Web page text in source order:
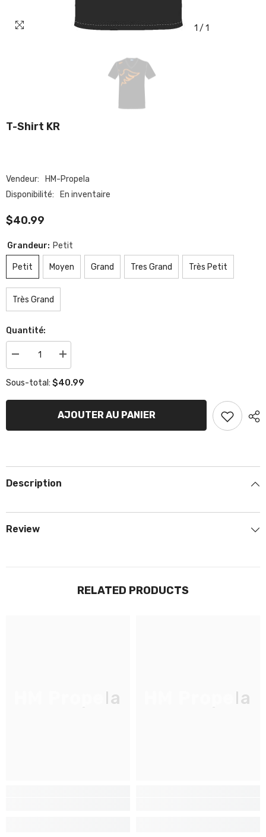
1 / 1
T-Shirt KR
Vendeur:
HM-Propela
Disponibilité:
En inventaire
$40.99
Grandeur: Petit
Petit Moyen Grand Tres Grand Très Petit
Très Grand
Quantité:
Réduire
la
de
shirt
Augmenter
la
de
shirt
KR
Sous-total: $40.99
AJOUTER AU PANIER
Description
Review
RELATED PRODUCTS
HM Propela HM Propela
JOIGNEZ-VOUS À NOTRE